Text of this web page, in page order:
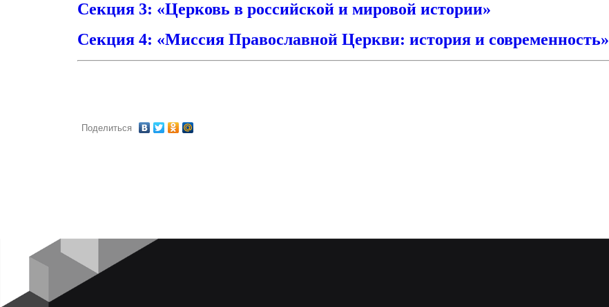
Секция 3: «Церковь в российской и мировой истории»
Секция 4: «Миссия Православной Церкви: история и современность»
Поделиться